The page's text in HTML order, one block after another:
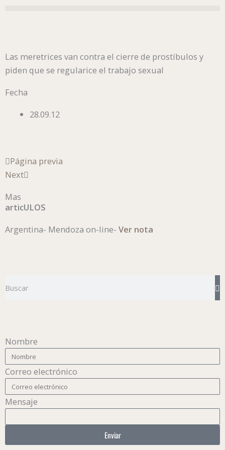
Las meretrices van contra el cierre de prostíbulos y
piden que se regularice el trabajo sexual
Fecha
28.09.12
Ant
Página previa
Next
Siguiente
Mas
articULOS
Argentina- Mendoza on-line- Ver nota
Nombre
Correo electrónico
Mensaje
Enviar